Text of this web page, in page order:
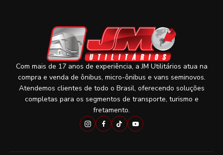
Com mais de 17 anos de experiência, a JM Utilitários atua na
compra e venda de ônibus, micro-ônibus e vans seminovos.
Atendemos clientes de todo o Brasil, oferecendo soluções
completas para os segmentos de transporte, turismo e
fretamento.